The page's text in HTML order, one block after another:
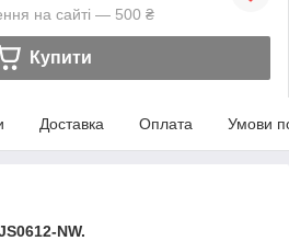
на сайті — 500 ₴
Купити
Доставка Оплата Умови
NW.